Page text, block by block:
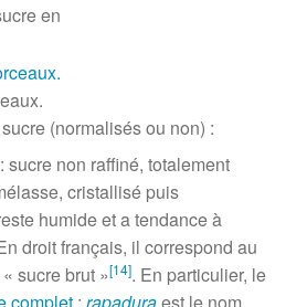
en
(normalisés ou non) :
: sucre non raffiné, totalement
cristallisé puis
humide et a tendance à
droit français, il correspond au
sucre brut »[14]. En particulier, le